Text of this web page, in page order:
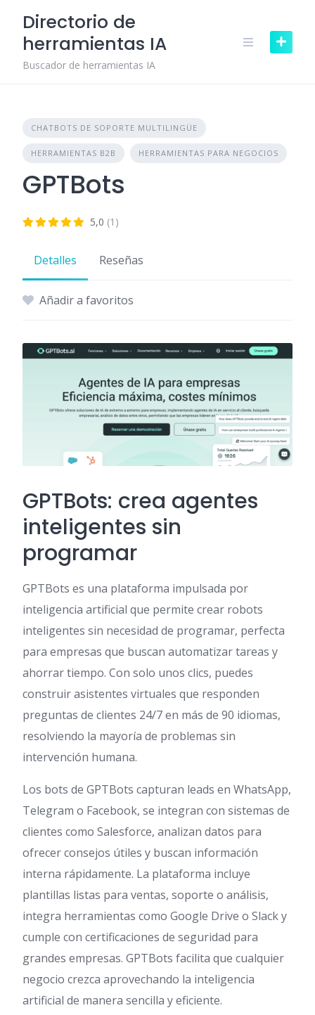
content
Directorio de
herramientas IA
Buscador de herramientas IA
CHATBOTS DE SOPORTE MULTILINGÜE
HERRAMIENTAS B2B HERRAMIENTAS PARA NEGOCIOS
GPTBots
5,0 (1)
Detalles Reseñas
Añadir a favoritos
GPTBots: crea agentes
inteligentes sin
programar
GPTBots es una plataforma impulsada por
inteligencia artificial que permite crear robots
inteligentes sin necesidad de programar, perfecta
para empresas que buscan automatizar tareas y
ahorrar tiempo. Con solo unos clics, puedes
construir asistentes virtuales que responden
preguntas de clientes 24/7 en más de 90 idiomas,
resolviendo la mayoría de problemas sin
intervención humana.
Los bots de GPTBots capturan leads en WhatsApp,
Telegram o Facebook, se integran con sistemas de
clientes como Salesforce, analizan datos para
ofrecer consejos útiles y buscan información
interna rápidamente. La plataforma incluye
plantillas listas para ventas, soporte o análisis,
integra herramientas como Google Drive o Slack y
cumple con certificaciones de seguridad para
grandes empresas. GPTBots facilita que cualquier
negocio crezca aprovechando la inteligencia
artificial de manera sencilla y eficiente.